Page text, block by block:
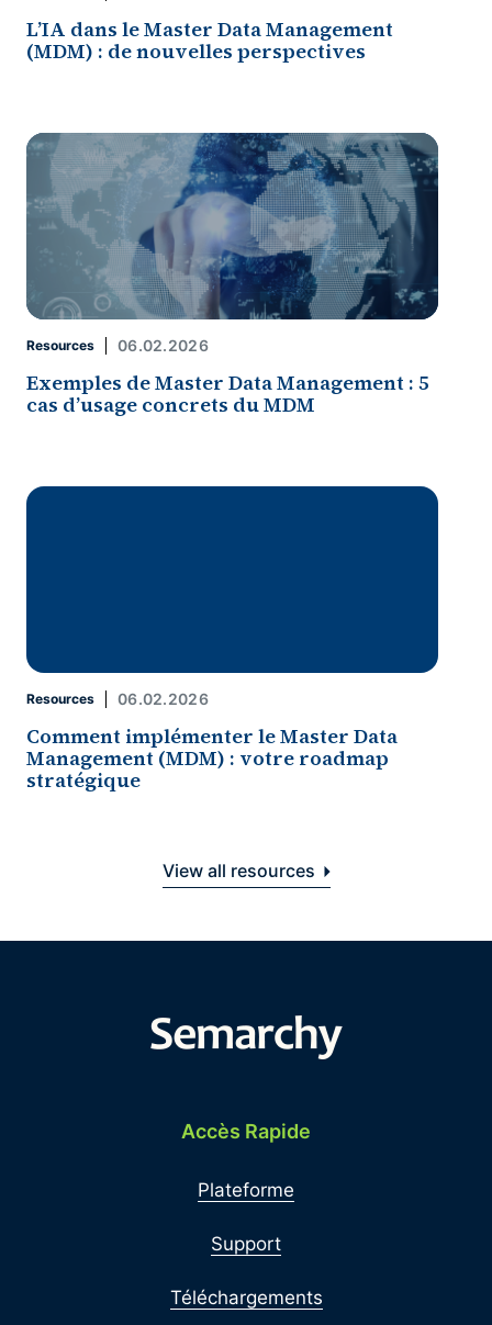
L’IA dans le Master Data Management
(MDM) : de nouvelles perspectives
Resources 06.02.2026
Exemples de Master Data Management : 5
cas d’usage concrets du MDM
Resources 06.02.2026
Comment implémenter le Master Data
Management (MDM) : votre roadmap
stratégique
View all resources
Accès Rapide
Plateforme
Support
Téléchargements